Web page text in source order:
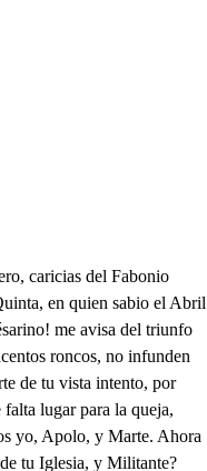
Así el Sagrado Piloto de su barca; estoy perdida! Nacar parece que vierten sus dos rosadas mejillas. Él no responderte ahora, su honestidad acredita. Ha, Linarco, no quiesiera que el César. . Ya desvarías. Es hermosa Ines. Tan presto te hacen los celos cosquillas? necedad. . Hermosa, Ines, que te suspendes? qué miras? Pide, que por mi Corona, y aunque el Imperio mi pidas será tuyo. . Gran, señor, advierte, si bien lo miras, que es mucha voz me silencio, y si no le significan los labios, viendo mi afecto, sin explicarte te explica. las partes, pues siendo humana, . Es como hermosa discreta. Ya Febo la frente inclina, porque pretende bañar en el mar sus trenzas rizas, triunfante carro te espera, y Roma glorias festivas te apercibe. . Vamos luego: y este Anacleto, que aspira a ser más que nuestros Dioses, pues que no les sacrifica, y porque también fue causa de que Decio, a quien quería tanto, despeñado fuese en los montes de Sicilia: Decio, que era de Cristianos la más sangrienta cuchilla; es bien que uncido en el carro, adonde los brutos ligan, sea el Cristiano escarmiento. Quien tuviera tanta dicha, q